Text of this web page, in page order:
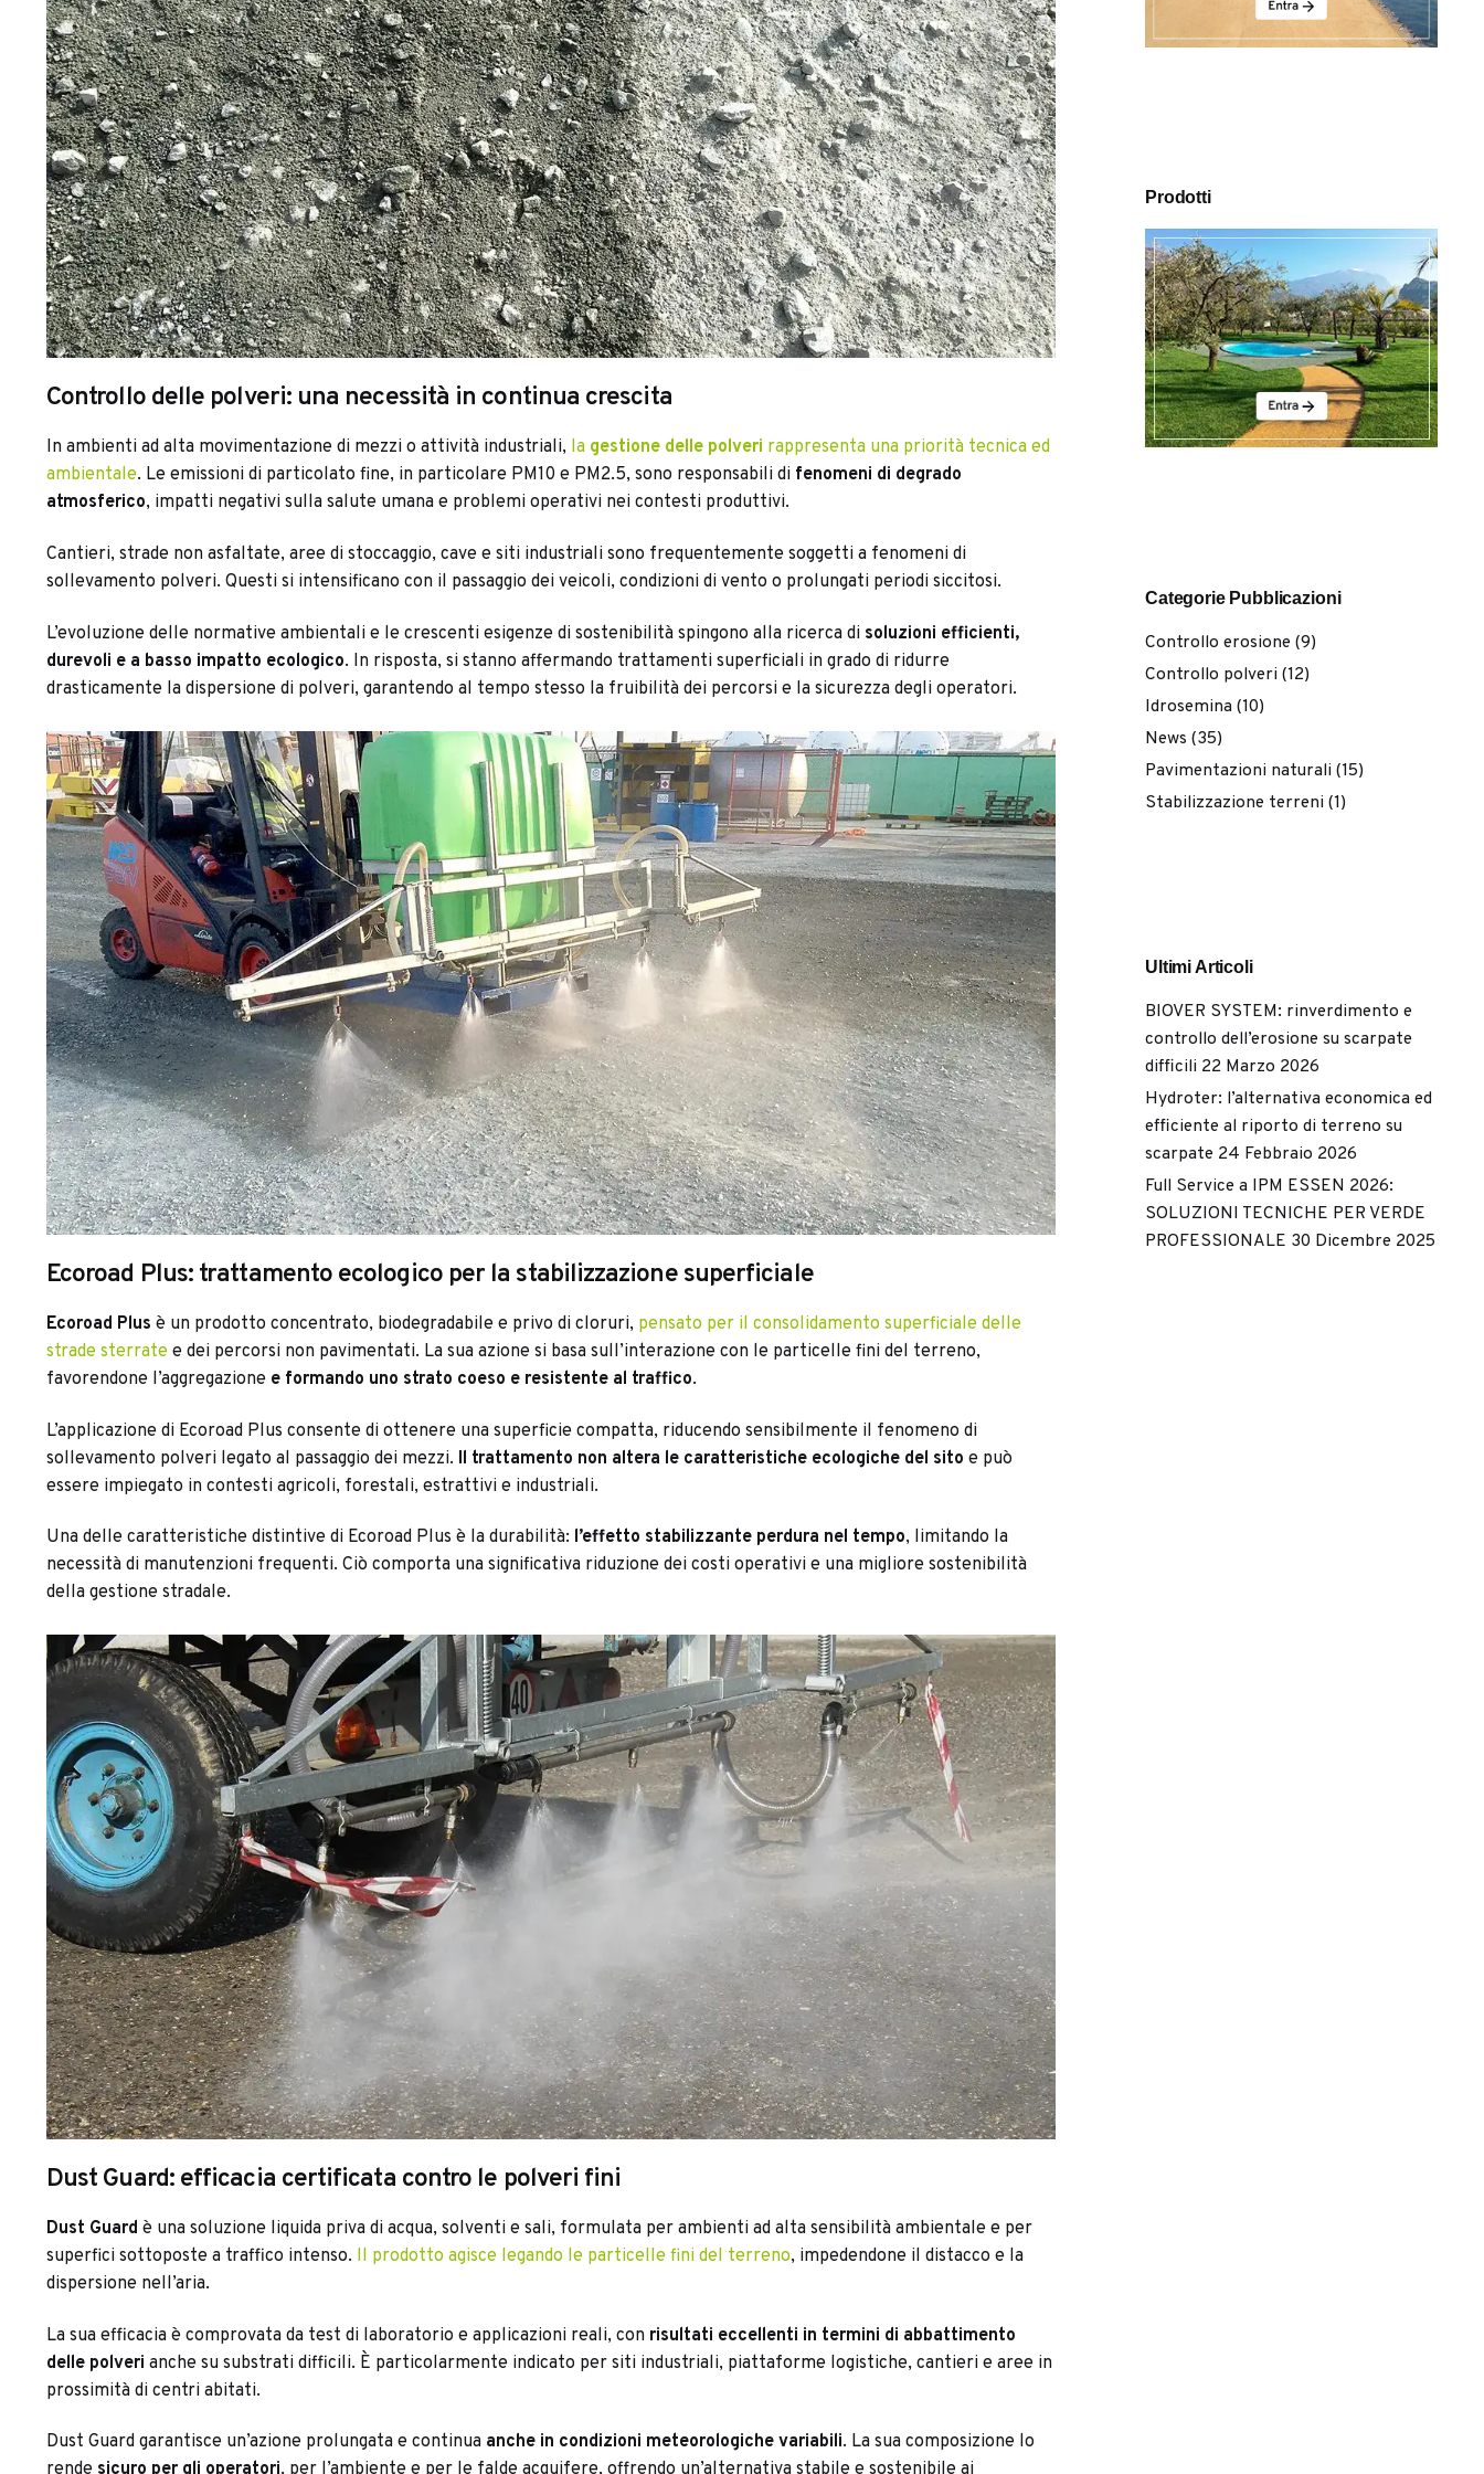
Controllo delle polveri: una necessità in continua crescita
In ambienti ad alta movimentazione di mezzi o attività industriali, la gestione delle polveri rappresenta una priorità tecnica ed
ambientale. Le emissioni di particolato fine, in particolare PM10 e PM2.5, sono responsabili di fenomeni di degrado
atmosferico, impatti negativi sulla salute umana e problemi operativi nei contesti produttivi.
Cantieri, strade non asfaltate, aree di stoccaggio, cave e siti industriali sono frequentemente soggetti a fenomeni di
sollevamento polveri. Questi si intensificano con il passaggio dei veicoli, condizioni di vento o prolungati periodi siccitosi.
L’evoluzione delle normative ambientali e le crescenti esigenze di sostenibilità spingono alla ricerca di soluzioni efficienti,
durevoli e a basso impatto ecologico. In risposta, si stanno affermando trattamenti superficiali in grado di ridurre
drasticamente la dispersione di polveri, garantendo al tempo stesso la fruibilità dei percorsi e la sicurezza degli operatori.
Ecoroad Plus: trattamento ecologico per la stabilizzazione superficiale
Ecoroad Plus è un prodotto concentrato, biodegradabile e privo di cloruri, pensato per il consolidamento superficiale delle
strade sterrate e dei percorsi non pavimentati. La sua azione si basa sull’interazione con le particelle fini del terreno,
favorendone l’aggregazione e formando uno strato coeso e resistente al traffico.
L’applicazione di Ecoroad Plus consente di ottenere una superficie compatta, riducendo sensibilmente il fenomeno di
sollevamento polveri legato al passaggio dei mezzi. Il trattamento non altera le caratteristiche ecologiche del sito e può
essere impiegato in contesti agricoli, forestali, estrattivi e industriali.
Una delle caratteristiche distintive di Ecoroad Plus è la durabilità: l’effetto stabilizzante perdura nel tempo, limitando la
necessità di manutenzioni frequenti. Ciò comporta una significativa riduzione dei costi operativi e una migliore sostenibilità
della gestione stradale.
Dust Guard: efficacia certificata contro le polveri fini
Dust Guard è una soluzione liquida priva di acqua, solventi e sali, formulata per ambienti ad alta sensibilità ambientale e per
superfici sottoposte a traffico intenso. Il prodotto agisce legando le particelle fini del terreno, impedendone il distacco e la
dispersione nell’aria.
La sua efficacia è comprovata da test di laboratorio e applicazioni reali, con risultati eccellenti in termini di abbattimento
delle polveri anche su substrati difficili. È particolarmente indicato per siti industriali, piattaforme logistiche, cantieri e aree in
prossimità di centri abitati.
Dust Guard garantisce un’azione prolungata e continua anche in condizioni meteorologiche variabili. La sua composizione lo
Prodotti
Categorie Pubblicazioni
Controllo erosione (9)
Controllo polveri (12)
Idrosemina (10)
News (35)
Pavimentazioni naturali (15)
Stabilizzazione terreni (1)
Ultimi Articoli
BIOVER SYSTEM: rinverdimento e
controllo dell’erosione su scarpate
difficili 22 Marzo 2026
Hydroter: l’alternativa economica ed
efficiente al riporto di terreno su
scarpate 24 Febbraio 2026
Full Service a IPM ESSEN 2026:
SOLUZIONI TECNICHE PER VERDE
PROFESSIONALE 30 Dicembre 2025